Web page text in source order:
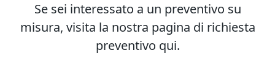
Se sei interessato a un preventivo su
misura, visita la nostra pagina di richiesta
preventivo qui.